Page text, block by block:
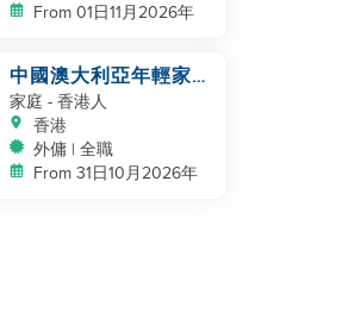
From 01日11月2026年
中國澳大利亞年輕家庭
尋找一位偉大的阿姨
家庭 - 香港人
香港
外傭 | 全職
From 31日10月2026年